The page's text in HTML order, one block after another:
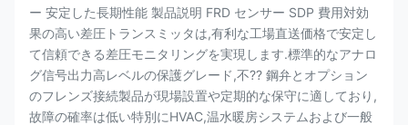
ー 安定した長期性能 製品説明 FRD センサー SDP 費用対効
果の高い差圧トランスミッタは,有利な工場直送価格で安定し
て信頼できる差圧モニタリングを実現します.標準的なアナロ
グ信号出力高レベルの保護グレード,不?? 鋼弁とオプション
のフレンズ接続製品が現場設置や定期的な保守に適しており,
故障の確率は低い特別にHVAC,温水暖房システムおよび一般